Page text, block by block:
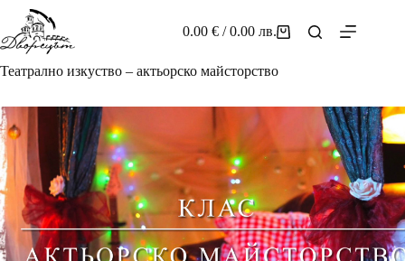
content
Shopping
0.00€ / 0.00 лв.
Театрално изкуство – актьорско майсторство